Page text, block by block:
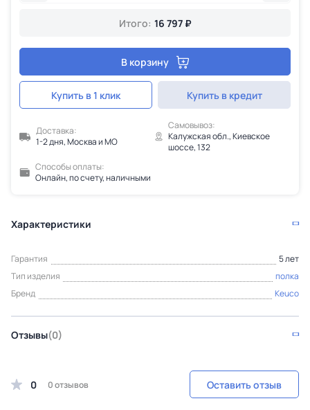
Итого: 16 797 ₽
В корзину
Купить в 1 клик Купить в кредит
Доставка:
1-2 дня, Москва и МО
Самовывоз:
Калужская обл., Киевское
шоссе, 132
Способы оплаты:
Онлайн, по счету, наличными
Характеристики
Гарантия
5 лет
Тип изделия
полка
Бренд
Keuco
Отзывы(0)
0 0 отзывов Оставить отзыв